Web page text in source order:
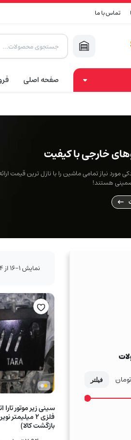
تماس با ما
Products
search
صفحه اصلی
خارجی با کیفیت
مورد نیاز تمامی ماشین را با نازل ترین قیمت
هستند!
نمایش 1–16 از 474 نتیجه
سینی زیر موتور
فلزی ۲
بازگشت کالا)
قیمت
قیمت
فیلتر